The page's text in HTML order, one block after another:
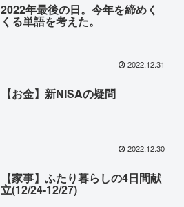
2022年最後の日。今年を締めく
くる単語を考えた。
2022.12.31
【お金】新NISAの疑問
2022.12.30
【家事】ふたり暮らしの4日間献
立(12/24-12/27)